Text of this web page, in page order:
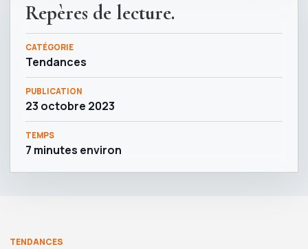
Repères de lecture.
CATÉGORIE
Tendances
PUBLICATION
23 octobre 2023
TEMPS
7 minutes environ
TENDANCES